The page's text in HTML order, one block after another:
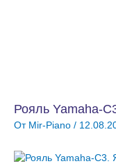
Рояль Yamaha-
От Mir-Piano /